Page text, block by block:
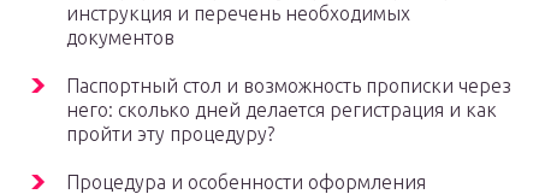
инструкция и перечень необходимых
документов
Паспортный стол и возможность прописки через
него: сколько дней делается регистрация и как
пройти эту процедуру?
Процедура и особенности оформления